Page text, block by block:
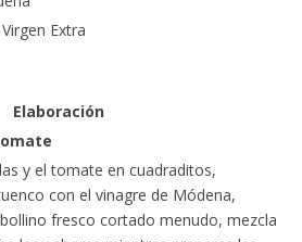
Extra
Elaboración
y el tomate en cuadraditos,
con el vinagre de Módena,
fresco cortado menudo, mezcla